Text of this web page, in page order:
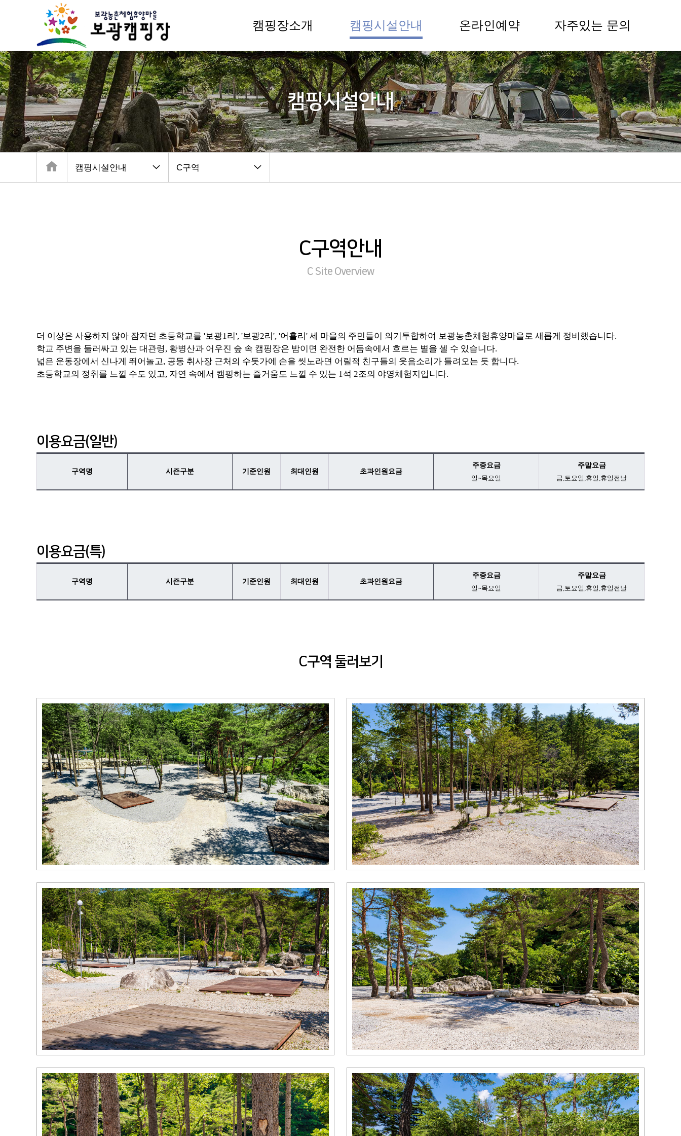
캠핑장소개 캠핑시설안내 온라인예약 자주있는 문의
캠핑시설안내
캠핑시설안내 C구역
C구역안내
C Site Overview
더 이상은 사용하지 않아 잠자던 초등학교를 '보광1리', '보광2리', '어흘리' 세 마을의 주민들이 의기투합하여 보광농촌체험휴양마을로 새롭게 정비했습니다.
학교 주변을 둘러싸고 있는 대관령, 황병산과 어우진 숲 속 캠핑장은 밤이면 완전한 어둠속에서 흐르는 별을 셀 수 있습니다.
넓은 운동장에서 신나게 뛰어놀고, 공동 취사장 근처의 수돗가에 손을 씻노라면 어릴적 친구들의 웃음소리가 들려오는 듯 합니다.
초등학교의 정취를 느낄 수도 있고, 자연 속에서 캠핑하는 즐거움도 느낄 수 있는 1석 2조의 야영체험지입니다.
이용요금(일반)
구역명 시즌구분 기준인원 최대인원 초과인원요금
주중요금
일~목요일
주말요금
금,토요일,휴일,휴일전날
이용요금(특)
구역명 시즌구분 기준인원 최대인원 초과인원요금
주중요금
일~목요일
주말요금
금,토요일,휴일,휴일전날
C구역 둘러보기